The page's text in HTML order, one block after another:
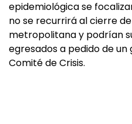
epidemiológica se
no se recurrirá al cierre
metropolitana y podrían
egresados a pedido de
Comité de Crisis.